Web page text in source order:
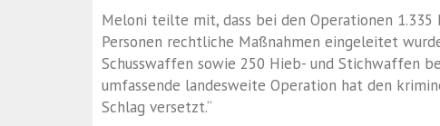
Meloni teilte mit, dass bei den Operationen 1.335
Personen rechtliche Maßnahmen eingeleitet
Schusswaffen sowie 250 Hieb- und Stichwaffen
umfassende landesweite Operation hat den
Schlag versetzt.“